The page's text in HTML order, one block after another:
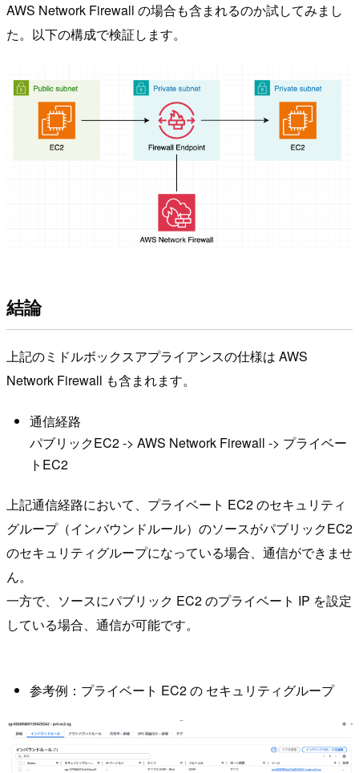
AWS Network Firewall の場合も含まれるのか試してみまし
た。以下の構成で検証します。
結論
上記のミドルボックスアプライアンスの仕様は AWS
Network Firewall も含まれます。
通信経路
パブリックEC2 -> AWS Network Firewall -> プライベー
トEC2
上記通信経路において、プライベート EC2 のセキュリティ
グループ（インバウンドルール）のソースがパブリックEC2
のセキュリティグループになっている場合、通信ができませ
ん。
一方で、ソースにパブリック EC2 のプライベート IP を設定
している場合、通信が可能です。
参考例：プライベート EC2 の セキュリティグループ